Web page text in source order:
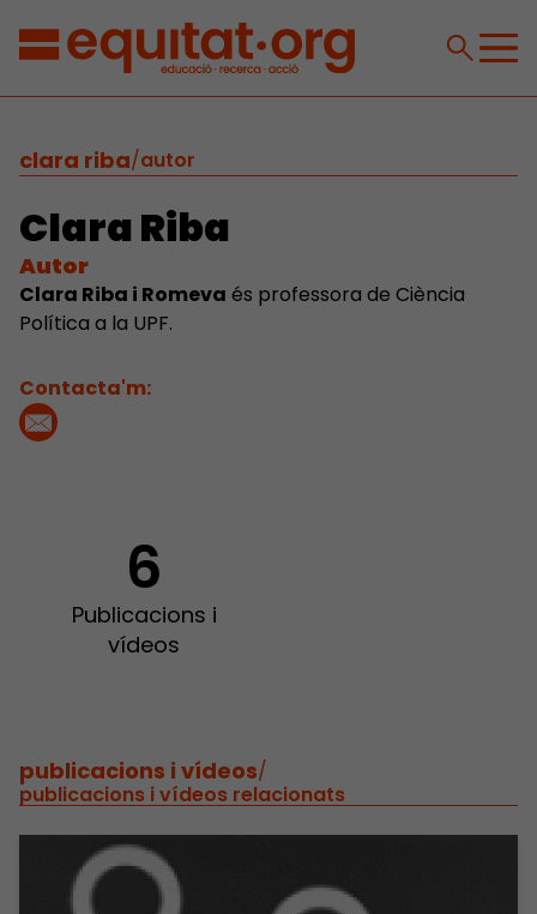
clara riba/autor
Clara Riba
Autor
Clara Riba i Romeva és professora de Ciència
Política a la UPF.
Contacta'm:
6
Publicacions i
vídeos
publicacions i vídeos/
publicacions i vídeos relacionats